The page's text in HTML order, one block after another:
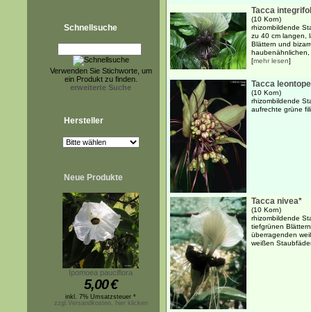
Schnellsuche
Verwenden Sie Stichworte, um
ein Produkt zu finden.
erweiterte Suche
Hersteller
Neue Produkte
Ipomoea pauciflora
5,00€
inkl. 7% Umsatzsteuer *
zzgl.Versandkosten, hier klicken
Tacca
(10 Korn)
rhizombildende
zu 40 cm langen,
Blättern und
[mehr lesen]
Tacca
(10 Korn)
rhizombildende
aufrechte grüne
Tacca nivea*
(10 Korn)
rhizombildende
tiefgrünen
überragenden
weißen